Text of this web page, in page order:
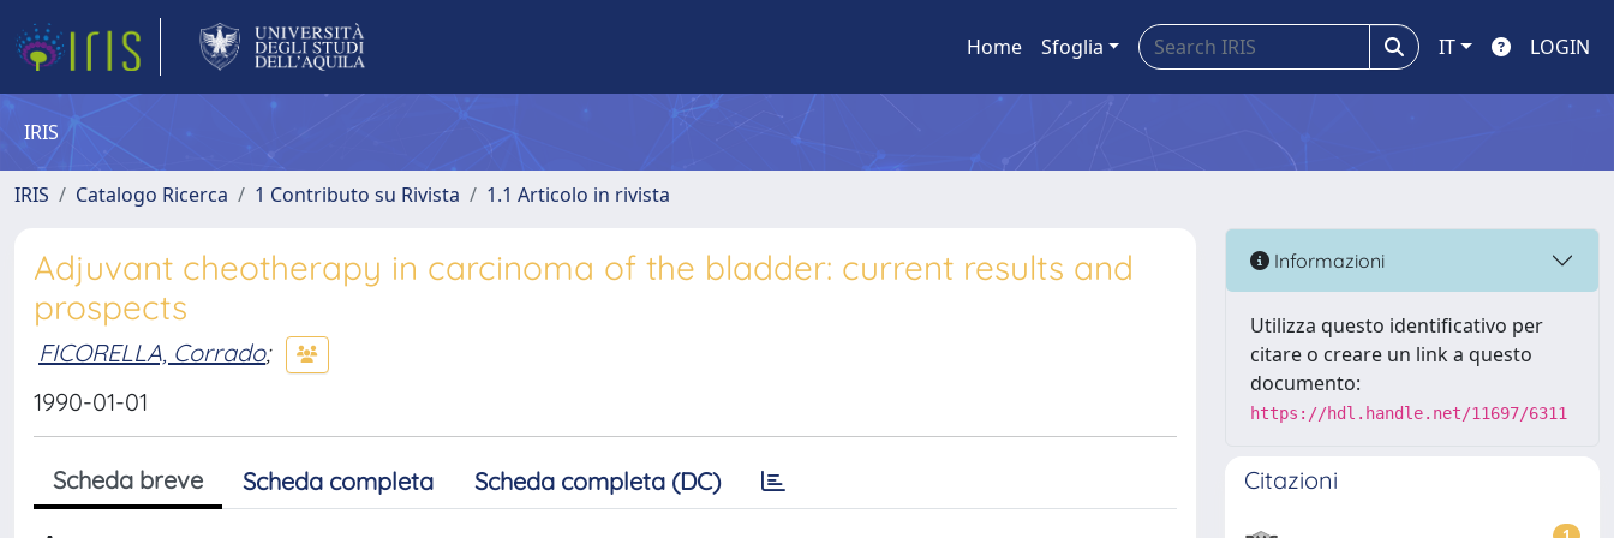
Home Sfoglia IT LOGIN
IRIS
IRIS Catalogo Ricerca 1 Contributo su Rivista 1.1 Articolo in rivista
Adjuvant cheotherapy in carcinoma of the bladder: current results and
prospects
FICORELLA, Corrado;
1990-01-01
Scheda breve Scheda completa Scheda completa (DC)
Informazioni
Utilizza questo identificativo per
citare o creare un link a questo
documento:
https://hdl.handle.net/11697/6311
Citazioni